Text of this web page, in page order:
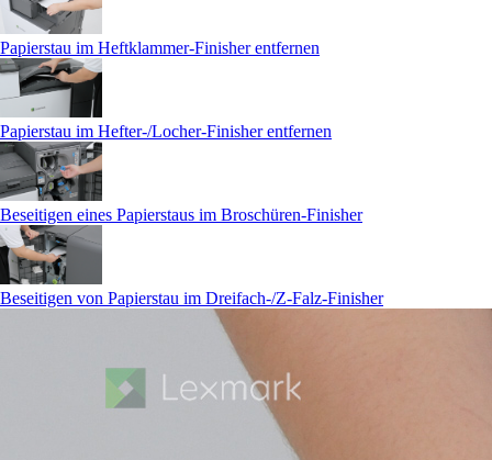
Papierstau im Heftklammer-Finisher entfernen
Papierstau im Hefter-/Locher-Finisher entfernen
Beseitigen eines Papierstaus im Broschüren-Finisher
Beseitigen von Papierstau im Dreifach-/Z-Falz-Finisher